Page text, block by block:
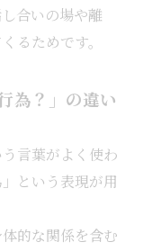
合いの場や離
るためです。
為？」の違い
言葉がよく使わ
という表現が用
的な関係を含む